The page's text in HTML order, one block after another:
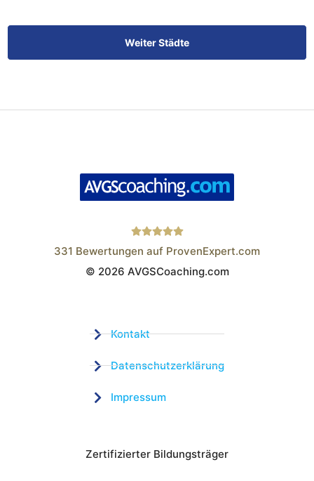
Weiter Städte
Wistor GmbH
331 Bewertungen auf ProvenExpert.com
© 2026 AVGSCoaching.com
Kontakt
Datenschutzerklärung
Impressum
Zertifizierter Bildungsträger